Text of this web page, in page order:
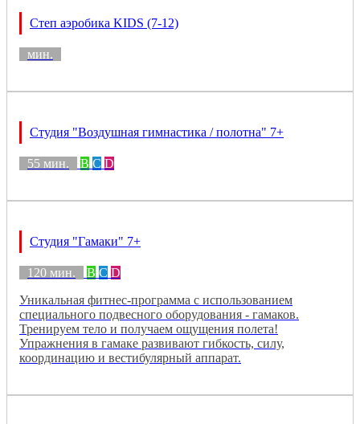
Степ аэробика KIDS (7-12)
мин.
Студия "Воздушная гимнастика / полотна" 7+
55 мин. B C D
Студия "Гамаки" 7+
120 мин. B C D
Уникальная фитнес-программа с использованием
специального подвесного оборудования - гамаков.
Тренируем тело и получаем ощущения полета!
Упражнения в гамаке развивают гибкость, силу,
координацию и вестибулярный аппарат.